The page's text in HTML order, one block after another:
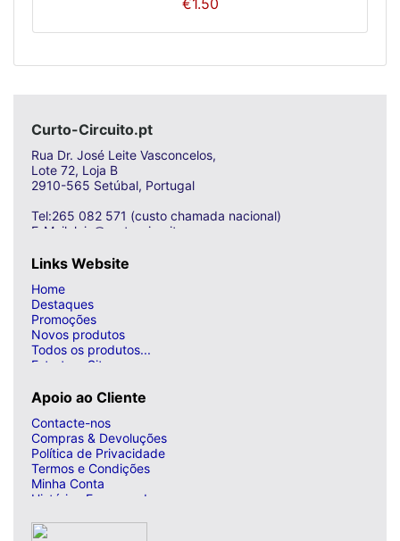
Curto-Circuito.pt
Rua Dr. José Leite Vasconcelos,
Lote 72, Loja B
2910-565 Setúbal, Portugal
Tel:265 082 571 (custo chamada nacional)
E-Mail: loja@curto-circuito.com
Links Website
Home
Destaques
Promoções
Novos produtos
Todos os produtos...
Estrutura Site
Apoio ao Cliente
Contacte-nos
Compras & Devoluções
Política de Privacidade
Termos e Condições
Minha Conta
Histórico Encomendas